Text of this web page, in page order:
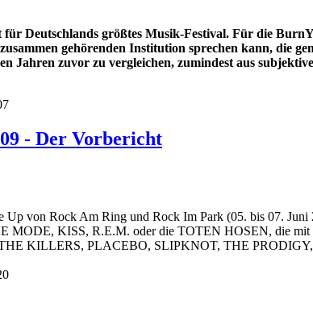
Deutschlands größtes Musik-Festival. Für die
gehörenden Institution sprechen kann, die
Jahren zuvor zu vergleichen, zumindest aus
- Der Vorbericht
Up von Rock Am Ring und Rock Im Park (05. bis 07.
KISS, R.E.M. oder die TOTEN HOSEN, die mit
THE KILLERS, PLACEBO, SLIPKNOT, THE